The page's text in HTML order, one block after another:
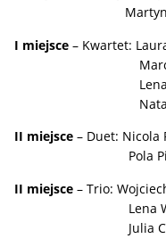
I miejsce– Kwartet:
Marcelina
II miejsce – Duet: Nicola
Pola
II miejsce – Trio:
Lena
Julia